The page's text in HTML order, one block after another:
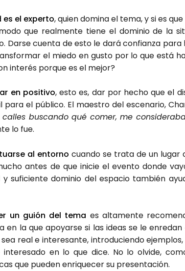
es el exper­to, quien domi­na el tema, y si es
que real­men­te tie­ne el domi­nio de la
Dar­se cuen­ta de esto le dará con­fian­za
el mie­do en gus­to por lo que está
inte­rés por­que es el mejor?
en posi­ti­vo, esto es, dar por hecho que el
para el públi­co. El maes­tro del esce­na­rio,
bus­can­do qué comer, me
lo fue.
al entorno cuan­do se tra­ta de un lugar
antes de que ini­cie el even­to don­de
sufi­cien­te domi­nio del espa­cio tam­bién
un guión del tema es alta­men­te
en la que apo­yar­se si las ideas se le
sea real e intere­san­te, intro­du­cien­do
intere­sa­do en lo que dice. No lo olvi­de,
que pue­den enri­que­cer su pre­sen­ta­ción.